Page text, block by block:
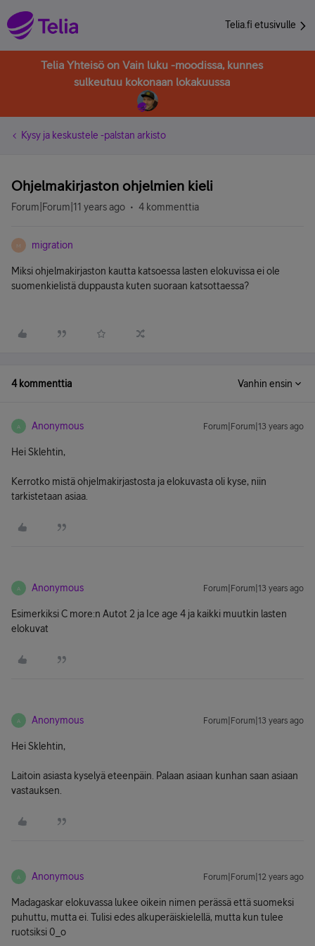
Telia.fi etusivulle
Telia Yhteisö on Vain luku -moodissa, kunnes
sulkeutuu kokonaan lokakuussa
Kysy ja keskustele -palstan arkisto
Ohjelmakirjaston ohjelmien kieli
Forum|Forum|11 years ago 4 kommenttia
M migration
Miksi ohjelmakirjaston kautta katsoessa lasten elokuvissa ei ole
suomenkielistä duppausta kuten suoraan katsottaessa?
4 kommenttia Vanhin ensin
A Anonymous Forum|Forum|13 years ago
Hei Sklehtin,
Kerrotko mistä ohjelmakirjastosta ja elokuvasta oli kyse, niin
tarkistetaan asiaa.
A Anonymous Forum|Forum|13 years ago
Esimerkiksi C more:n Autot 2 ja Ice age 4 ja kaikki muutkin lasten
elokuvat
A Anonymous Forum|Forum|13 years ago
Hei Sklehtin,
Laitoin asiasta kyselyä eteenpäin. Palaan asiaan kunhan saan asiaan
vastauksen.
A Anonymous Forum|Forum|12 years ago
Madagaskar elokuvassa lukee oikein nimen perässä että suomeksi
puhuttu, mutta ei. Tulisi edes alkuperäiskielellä, mutta kun tulee
ruotsiksi 0_o